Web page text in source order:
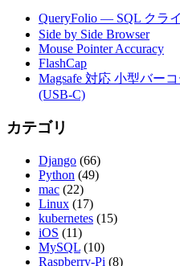
QueryFolio — SQL クラ
Side by Side Browser
Mouse Pointer Accuracy
FlashCap
Magsafe 対応 小型バー
(USB-C)
カテゴリ
Django (66)
Python (49)
mac (22)
Linux (17)
kubernetes (15)
iOS (11)
MySQL (10)
Raspberry-Pi (8)